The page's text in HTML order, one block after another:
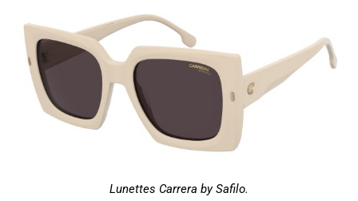
Lunettes Carrera by Safilo.